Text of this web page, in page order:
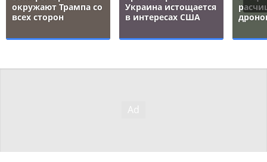
окружают Трампа со
всех сторон
Украина истощается
в интересах США